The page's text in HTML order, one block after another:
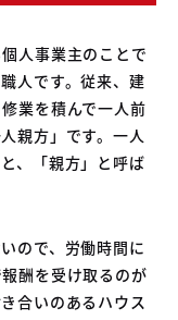
スト
人事業主のことで
人です。従来、建
業を積んで一人前
親方」です。一人
、「親方」と呼ば
ので、労働時間に
酬を受け取るのが
合いのあるハウス